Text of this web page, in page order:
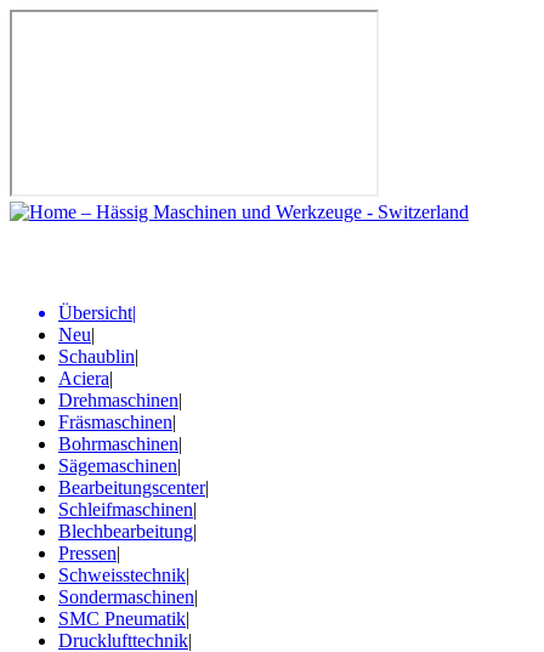
Übersicht|
Neu|
Schaublin|
Aciera|
Drehmaschinen|
Fräsmaschinen|
Bohrmaschinen|
Sägemaschinen|
Bearbeitungscenter|
Schleifmaschinen|
Blechbearbeitung|
Pressen|
Schweisstechnik|
Sondermaschinen|
SMC Pneumatik|
Drucklufttechnik|